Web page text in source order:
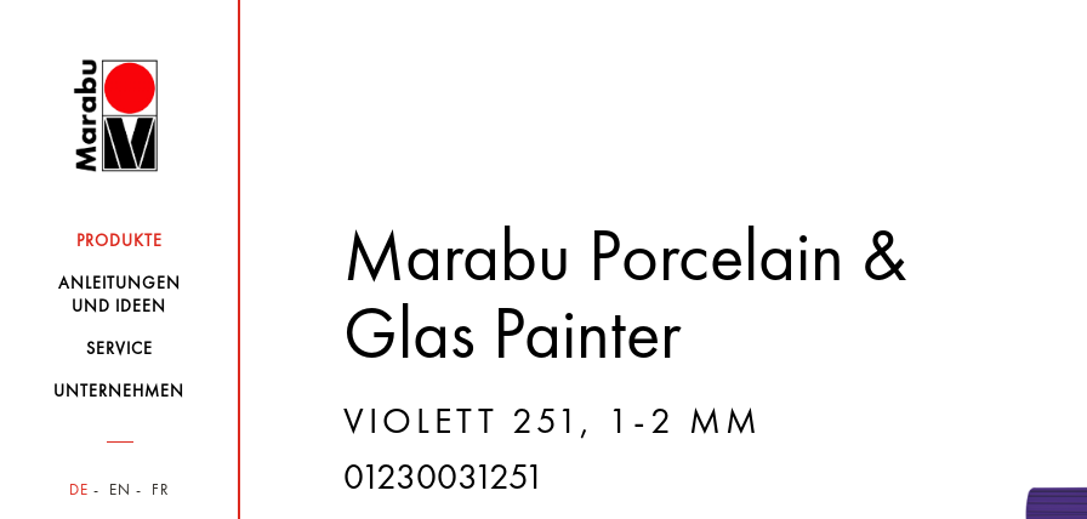
PRODUKTE
ANLEITUNGEN
UND IDEEN
SERVICE
UNTERNEHMEN
DE EN FR
Marabu Porcelain &
Glas Painter
VIOLETT 251, 1-2 MM
01230031251